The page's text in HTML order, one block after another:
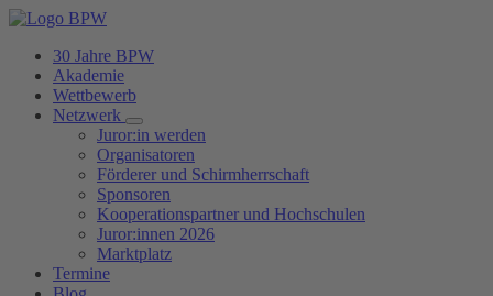
30 Jahre BPW
Akademie
Wettbewerb
Netzwerk
Juror:in werden
Organisatoren
Förderer und Schirmherrschaft
Sponsoren
Kooperationspartner und Hochschulen
Juror:innen 2026
Marktplatz
Termine